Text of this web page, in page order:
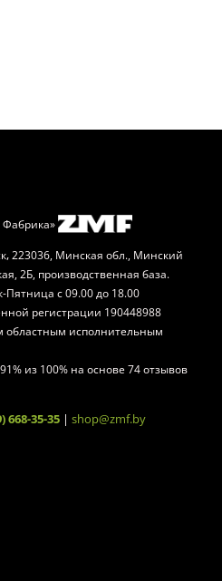
,223036, Минская обл., Минский
2Б, производственная база.
Пятница с 09.00 до 18.00
регистрации 190448988
областным исполнительным
91% из 100% на основе74отзывов
668-35-35 | shop@zmf.by